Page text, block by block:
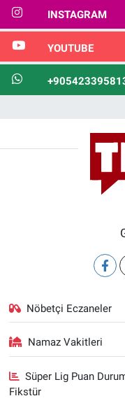
INSTAGRAM
YOUTUBE
Nöbetçi Eczaneler
Namaz Vakitleri
Süper Lig Puan
Fikstür